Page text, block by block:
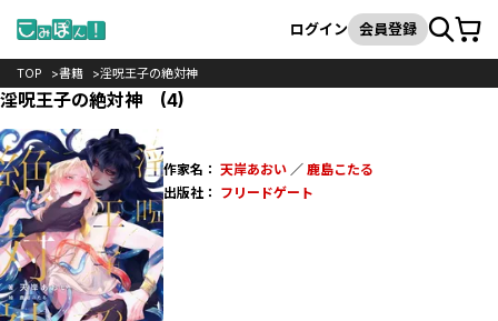
検索
ログイン 会員登録カート
TOP 書籍 淫呪王子の絶対神
淫呪王子の絶対神 (4)
作家名： 天岸あおい／ 鹿島こたる
出版社： フリードゲート